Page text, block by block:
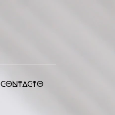
CONTACTO